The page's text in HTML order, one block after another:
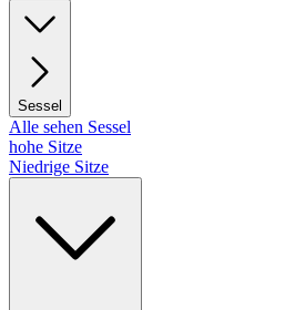
Sessel
Alle sehen Sessel
hohe Sitze
Niedrige Sitze